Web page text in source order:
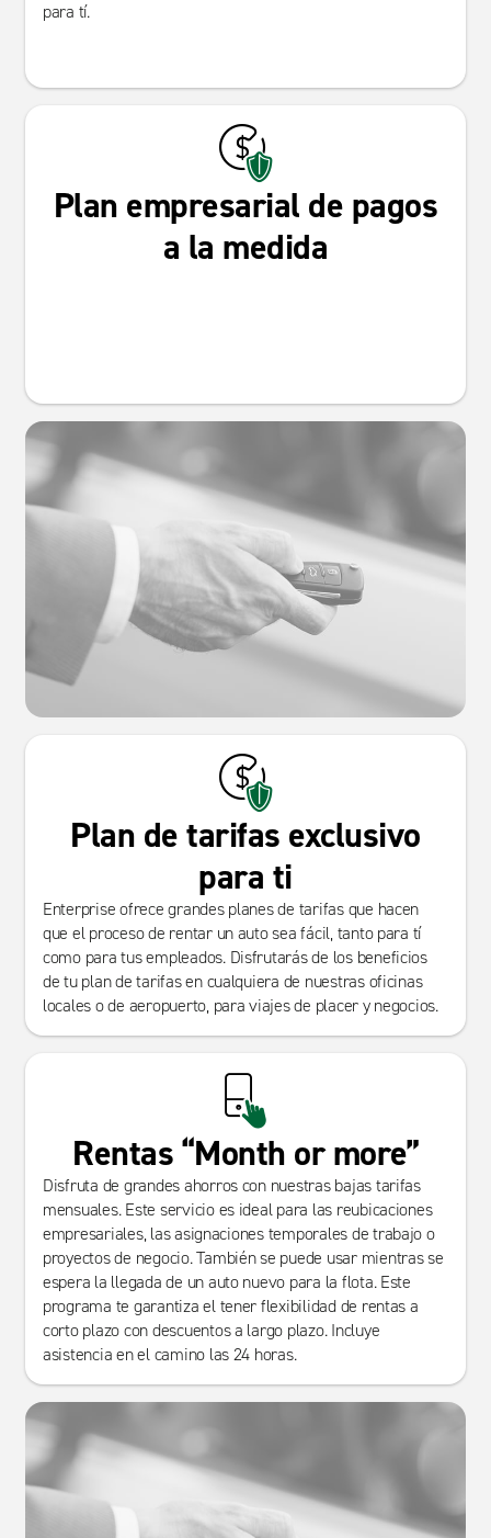
para tí.
Plan empresarial de pagos
a la medida
Plan de tarifas exclusivo
para ti
Enterprise ofrece grandes planes de tarifas que hacen
que el proceso de rentar un auto sea fácil, tanto para tí
como para tus empleados. Disfrutarás de los beneficios
de tu plan de tarifas en cualquiera de nuestras oficinas
locales o de aeropuerto, para viajes de placer y negocios.
Rentas “Month or more”
Disfruta de grandes ahorros con nuestras bajas tarifas
mensuales. Este servicio es ideal para las reubicaciones
empresariales, las asignaciones temporales de trabajo o
proyectos de negocio. También se puede usar mientras se
espera la llegada de un auto nuevo para la flota. Este
programa te garantiza el tener flexibilidad de rentas a
corto plazo con descuentos a largo plazo. Incluye
asistencia en el camino las 24 horas.